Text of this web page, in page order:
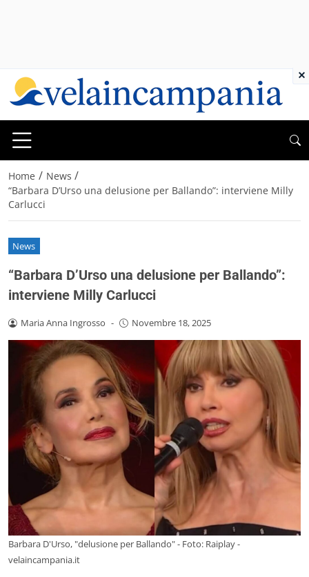
Home / News /
“Barbara D’Urso una delusione per Ballando”: interviene Milly
Carlucci
News
“Barbara D’Urso una delusione per Ballando”:
interviene Milly Carlucci
Maria Anna Ingrosso - Novembre 18, 2025
Barbara D'Urso, "delusione per Ballando" - Foto: Raiplay -
velaincampania.it
×